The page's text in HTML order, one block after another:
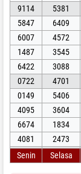
9114
5381
5847
6409
6007
4572
1487
3545
6422
3088
0722
4701
0149
5406
4095
3604
6674
1834
4081
2473
Senin
Selasa